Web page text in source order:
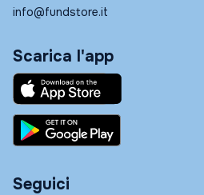
info@fundstore.it
Scarica l'app
Seguici